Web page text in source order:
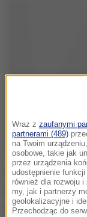
Siedziba ONZ
neutralnym -
apeluje o
Wraz z zaufanymi
partnerami (489)
na Twoim
osobowe, takie jak
przez urządzenia
udostępnienie
również dla rozwoju
my, jak i partnerzy
geolokalizacyjne i
Przechodząc do